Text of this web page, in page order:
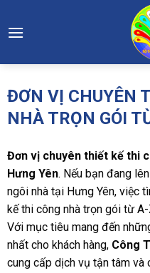
to
ĐƠN VỊ CHUYÊN
NHÀ TRỌN GÓI
Đơn vị chuyên thiết kế thi
Hưng Yên. Nếu bạn đang
ngôi nhà tại Hưng Yên, việc
kế thi công nhà trọn gói từ
Với mục tiêu mang đến
nhất cho khách hàng, Công
cung cấp dịch vụ tận tâm và